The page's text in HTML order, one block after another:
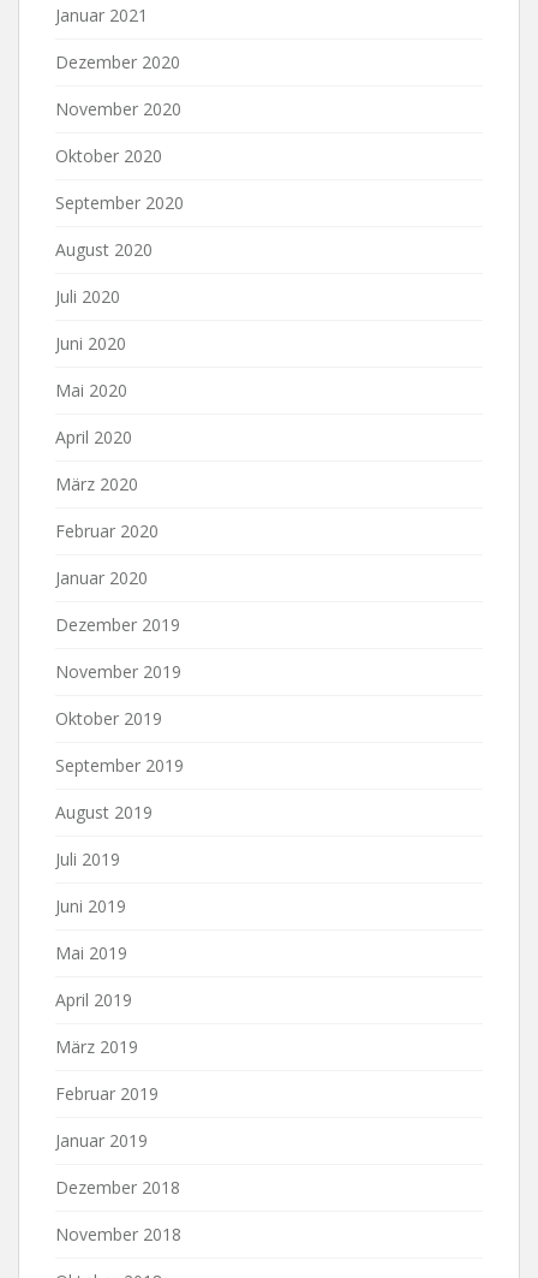
Januar 2021
Dezember 2020
November 2020
Oktober 2020
September 2020
August 2020
Juli 2020
Juni 2020
Mai 2020
April 2020
März 2020
Februar 2020
Januar 2020
Dezember 2019
November 2019
Oktober 2019
September 2019
August 2019
Juli 2019
Juni 2019
Mai 2019
April 2019
März 2019
Februar 2019
Januar 2019
Dezember 2018
November 2018